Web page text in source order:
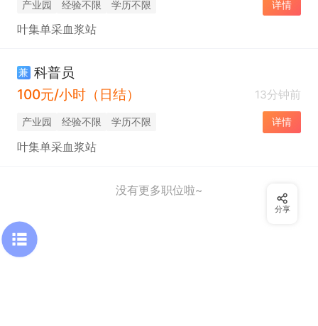
产业园 经验不限 学历不限 详情
叶集单采血浆站
兼 科普员
100元/小时（日结）
13分钟前
产业园 经验不限 学历不限 详情
叶集单采血浆站
没有更多职位啦~
分享